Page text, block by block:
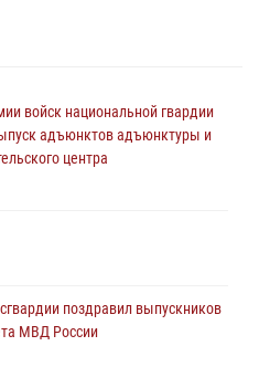
войск национальной гвардии
адъюнктов адъюнктуры и
центра
поздравил выпускников
МВД России